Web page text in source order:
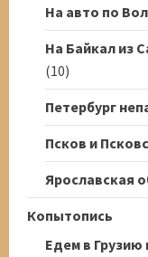
На авто по
На Байкал из
(10)
Петербург
Псков и
Ярославская
Копытопись
Едем в